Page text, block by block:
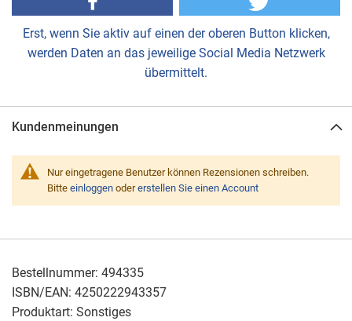
Bestellnummer: 494335
ISBN/EAN: 4250222943357
Produktart: Sonstiges
Erst, wenn Sie aktiv auf einen der oberen Button klicken,
werden Daten an das jeweilige Social Media Netzwerk
übermittelt.
Kundenmeinungen
Nur eingetragene Benutzer können Rezensionen schreiben.
Bitte einloggen odererstellen Sie einen Account